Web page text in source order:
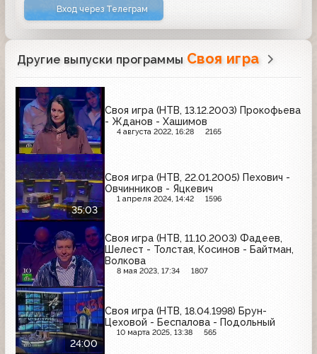
Вход через Телеграм
Другие выпуски программы Своя игра
Своя игра (НТВ, 13.12.2003) Прокофьева
- Жданов - Хашимов
4 августа 2022, 16:28 2165
35:03
Своя игра (НТВ, 22.01.2005) Пехович -
Овчинников - Яцкевич
1 апреля 2024, 14:42 1596
Своя игра (НТВ, 11.10.2003) Фадеев,
Шелест - Толстая, Косинов - Байтман,
Волкова
8 мая 2023, 17:34 1807
24:00
Своя игра (НТВ, 18.04.1998) Брун-
Цеховой - Беспалова - Подольный
10 марта 2025, 13:38 565